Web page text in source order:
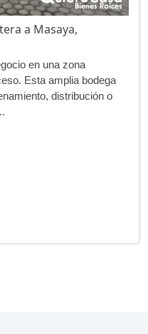
a Masaya,
en una zona
Esta amplia bodega
distribución o